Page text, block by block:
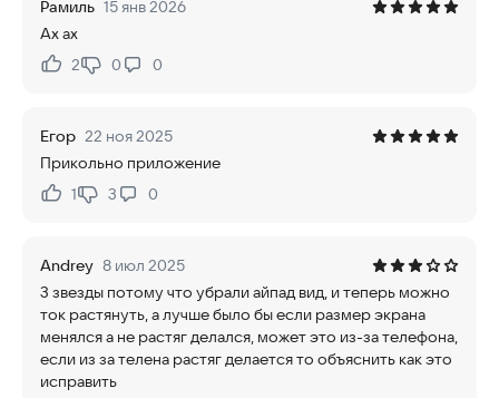
Рамиль 15 янв 2026
Ах ах
Нравится:
2Не нравится:
0 0
Егор 22 ноя 2025
Прикольно приложение
Нравится:
1Не нравится:
3 0
Andrey 8 июл 2025
3 звезды потому что убрали айпад вид, и теперь можно
ток растянуть, а лучше было бы если размер экрана
менялся а не растяг делался, может это из-за телефона,
если из за телена растяг делается то объяснить как это
исправить